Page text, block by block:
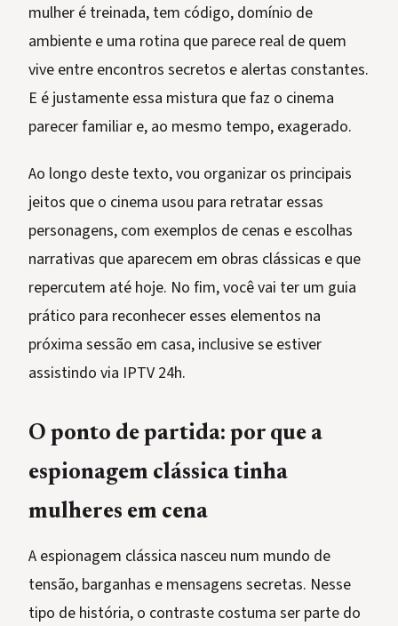
mulher é treinada, tem código, domínio de
ambiente e uma rotina que parece real de quem
vive entre encontros secretos e alertas constantes.
E é justamente essa mistura que faz o cinema
parecer familiar e, ao mesmo tempo, exagerado.
Ao longo deste texto, vou organizar os principais
jeitos que o cinema usou para retratar essas
personagens, com exemplos de cenas e escolhas
narrativas que aparecem em obras clássicas e que
repercutem até hoje. No fim, você vai ter um guia
prático para reconhecer esses elementos na
próxima sessão em casa, inclusive se estiver
assistindo via IPTV 24h.
O ponto de partida: por que a
espionagem clássica tinha
mulheres em cena
A espionagem clássica nasceu num mundo de
tensão, barganhas e mensagens secretas. Nesse
tipo de história, o contraste costuma ser parte do